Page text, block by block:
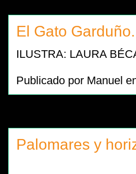
El Gato Garduño.
ILUSTRA: LAURA
Publicado por Manuel
Palomares y